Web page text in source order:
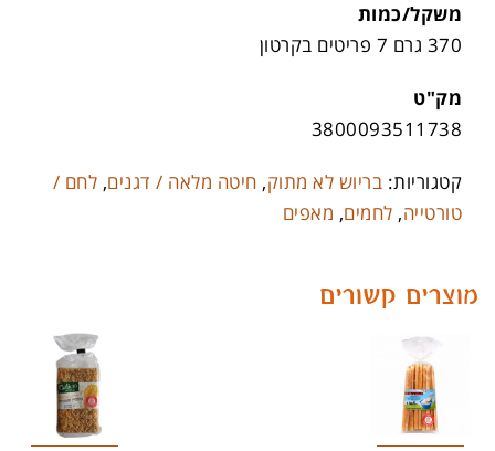
משקל/כמות
370 גרם 7 פריטים בקרטון
מק"ט
3800093511738
קטגוריות: בריוש לא מתוק, חיטה מלאה / דגנים, לחם /
טורטייה, לחמים, מאפים
מוצרים קשורים